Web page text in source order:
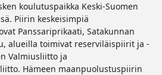
koulutuspaikka Keski-Suomen
Piirin keskeisimpiä
Panssariprikaati, Satakunnan
alueilla toimivat reserviläispiirit ja -
Valmiusliitto ja
Hämeen maanpuolustuspiirin